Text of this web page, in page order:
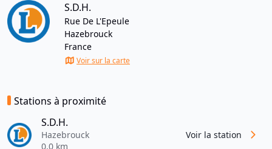
S.D.H.
Rue De L'Epeule
Hazebrouck
France
Voir sur la carte
Stations à proximité
S.D.H.
Hazebrouck
0,0 km
Voir la station